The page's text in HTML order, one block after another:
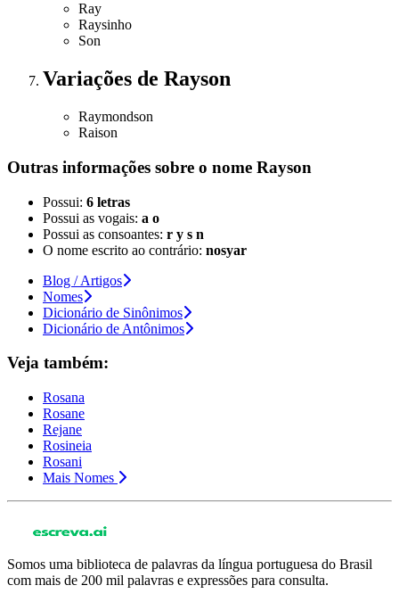
Ray
Raysinho
Son
Variações de Rayson
Raymondson
Raison
Outras informações sobre o nome Rayson
Possui: 6 letras
Possui as vogais: a o
Possui as consoantes: r y s n
O nome escrito ao contrário: nosyar
Blog / Artigos
Nomes
Dicionário de Sinônimos
Dicionário de Antônimos
Veja também:
Rosana
Rosane
Rejane
Rosineia
Rosani
Mais Nomes
Somos uma biblioteca de palavras da língua portuguesa do Brasil
com mais de 200 mil palavras e expressões para consulta.